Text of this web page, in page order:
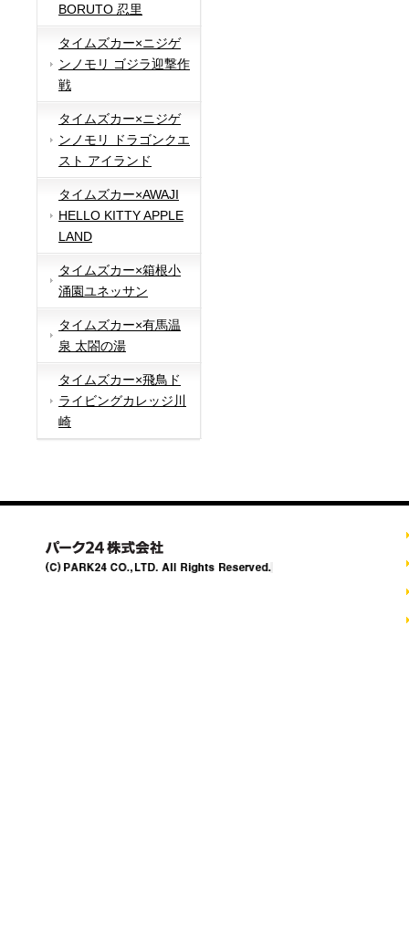
BORUTO 忍里
タイムズカー×ニジゲ
ンノモリ ゴジラ迎撃作
戦
タイムズカー×ニジゲ
ンノモリ ドラゴンクエ
スト アイランド
タイムズカー×AWAJI
HELLO KITTY APPLE
LAND
タイムズカー×箱根小
涌園ユネッサン
タイムズカー×有馬温
泉 太閤の湯
タイムズカー×飛鳥ド
ライビングカレッジ川
崎